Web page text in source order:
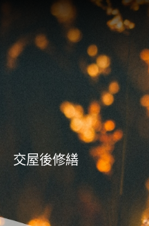
工
程
進
度
WORK
交屋後修繕